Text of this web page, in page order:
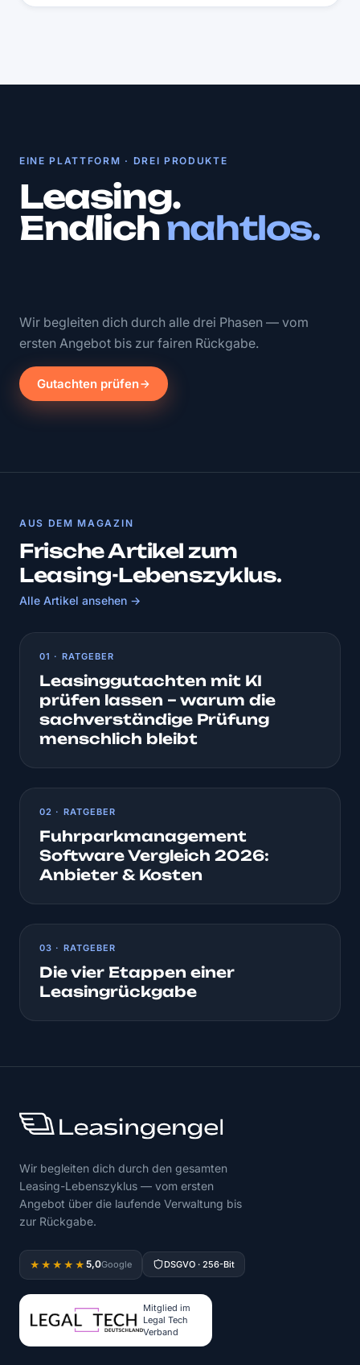
EINE PLATTFORM · DREI PRODUKTE
Leasing.
Endlichnahtlos.
Wir begleiten dich durch alle drei Phasen — vom
ersten Angebot bis zur fairen Rückgabe.
Gutachten prüfen
AUS DEM MAGAZIN
Frische Artikel zum
Leasing-Lebenszyklus.
Alle Artikel ansehen →
01 · RATGEBER
Leasinggutachten mit KI
prüfen lassen – warum die
sachverständige Prüfung
menschlich bleibt
02 · RATGEBER
Fuhrparkmanagement
Software Vergleich 2026:
Anbieter & Kosten
03 · RATGEBER
Die vier Etappen einer
Leasingrückgabe
Wir begleiten dich durch den gesamten
Leasing-Lebenszyklus — vom ersten
Angebot über die laufende Verwaltung bis
zur Rückgabe.
★★★★★ 5,0Google DSGVO · 256-Bit
Mitglied im
Legal Tech
Verband